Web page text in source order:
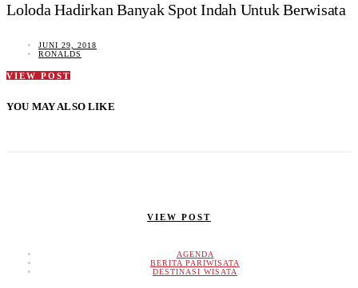
Loloda Hadirkan Banyak Spot Indah Untuk Berwisata
JUNI 29, 2018
RONALDS
VIEW POST
YOU MAY ALSO LIKE
VIEW POST
AGENDA
BERITA PARIWISATA
DESTINASI WISATA